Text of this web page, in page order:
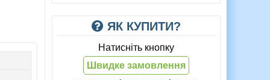
ЯК КУПИТИ?
Натисніть кнопку
Швидке замовлення